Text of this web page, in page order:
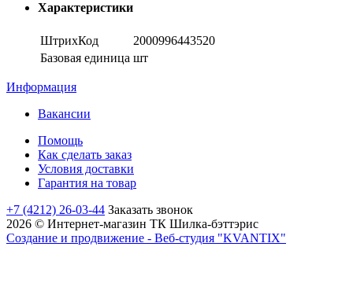
Характеристики
ШтрихКод
2000996443520
Базовая единица шт
Информация
Вакансии
Помощь
Как сделать заказ
Условия доставки
Гарантия на товар
+7 (4212) 26-03-44 Заказать звонок
2026 © Интернет-магазин ТК Шилка-бэттэрис
Создание и продвижение - Веб-студия "KVANTIX"